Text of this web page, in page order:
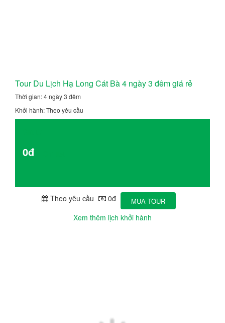
Tour Du Lịch Hạ Long Cát Bà 4 ngày 3 đêm giá rẻ
Thời gian: 4 ngày 3 đêm
Khởi hành: Theo yêu cầu
0đ
Theo yêu cầu 0đ MUA TOUR
Xem thêm lịch khởi hành